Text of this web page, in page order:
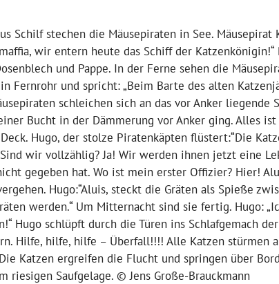
Schilf stechen die Mäusepiraten in See. Mäusepirat
wir entern heute das Schiff der Katzenkönigin!“
und Pappe. In der Ferne sehen die
Fernrohr und spricht: „Beim Barte des alten
schleichen sich an das vor Anker liegende
Bucht in der Dämmerung vor Anker ging. Alles
Hugo, der stolze Piratenkäpten flüstert:“Die
wir vollzählig? Ja! Wir werden ihnen jetzt eine
gegeben hat. Wo ist mein erster Offizier? Hier!
Hugo:“Aluis, steckt die Gräten als Spieße
werden.“ Um Mitternacht sind sie fertig. Hugo:
Hugo schlüpft durch die Türen ins Schlafgemach
Hilfe, hilfe, hilfe – Überfall!!!! Alle Katzen stürmen
Katzen ergreifen die Flucht und springen über
Saufgelage. © Jens Große-Brauckmann